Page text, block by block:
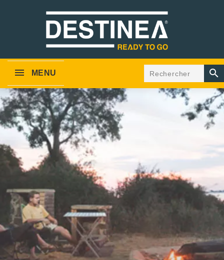
MENU 